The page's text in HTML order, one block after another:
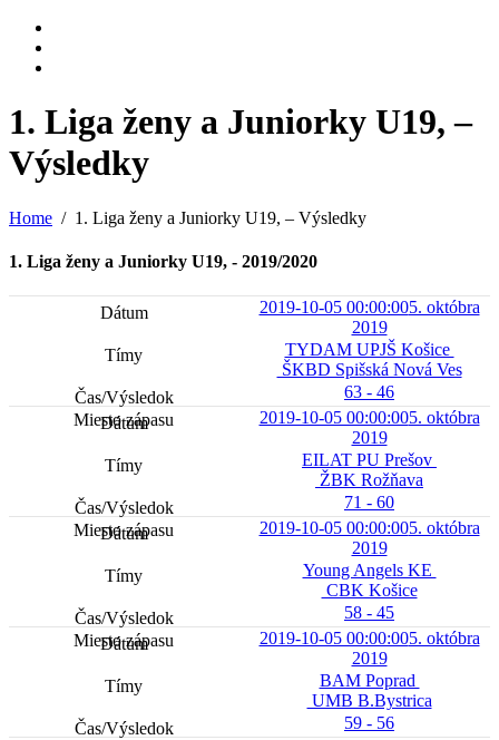
1. Liga ženy a Juniorky U19, –
Výsledky
Home 1. Liga ženy a Juniorky U19, – Výsledky
1. Liga ženy a Juniorky U19, - 2019/2020
2019-10-05 00:00:005. októbra
2019
TYDAM UPJŠ Košice
ŠKBD Spišská Nová Ves
63 - 46
2019-10-05 00:00:005. októbra
2019
EILAT PU Prešov
ŽBK Rožňava
71 - 60
2019-10-05 00:00:005. októbra
2019
Young Angels KE
CBK Košice
58 - 45
2019-10-05 00:00:005. októbra
2019
BAM Poprad
UMB B.Bystrica
59 - 56